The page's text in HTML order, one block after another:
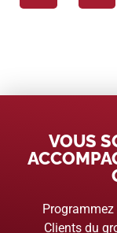
VOUS
Clients du